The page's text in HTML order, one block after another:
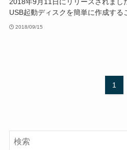
2018年9月11日にリリースされまし
USB起動ディスクを簡単に作成する
2018/09/15
1